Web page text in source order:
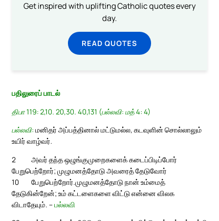
Get inspired with uplifting Catholic quotes every
day.
READ QUOTES
பதிலுரைப் பாடல்
திபா 119: 2,10. 20,30. 40,131 (பல்லவி: மத் 4: 4)
பல்லவி: மனிதர் அப்பத்தினால் மட்டுமல்ல, கடவுளின் சொல்லாலும்
உயிர் வாழ்வர்.
2
அவர் தந்த ஒழுங்குமுறைகளைக் கடைப்பிடிப்போர்
பேறுபெற்றோர்; முழுமனத்தோடு அவரைத் தேடுவோர்
பேறுபெற்றோர்.
10
முழுமனத்தோடு நான் உம்மைத்
தேடுகின்றேன்; உம் கட்டளைகளை விட்டு என்னை விலக
விடாதேயும். – பல்லவி